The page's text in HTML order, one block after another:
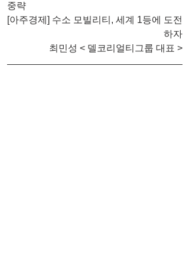
중략
[아주경제] 수소 모빌리티, 세계 1등에 도전
하자
최민성 < 델코리얼티그룹 대표 >